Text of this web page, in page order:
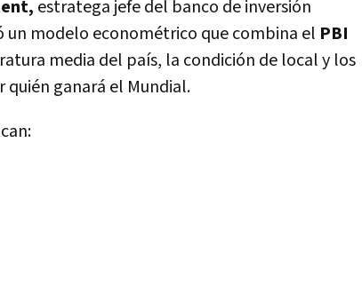
estratega jefe del banco de inversión
un modelo econométrico que combina el PBI
media del país, la condición de local y los
quién ganará el Mundial.